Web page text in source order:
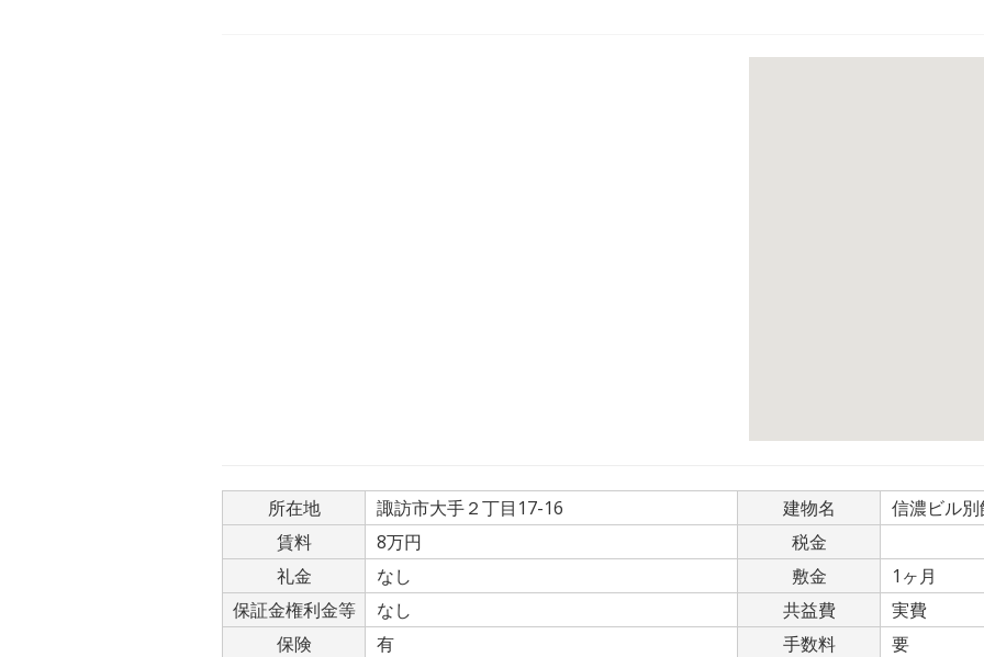
所在地 諏訪市大手２丁目17-16 建物名
信濃ビル別
賃料
8万円
税金
礼金
なし 敷金
1ヶ月
保証金権利金等
なし 共益費
実費
保険
有 手数料
要